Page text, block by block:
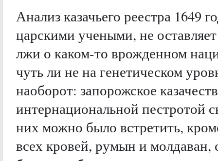
Анализ казачьего реестра 1649
царскими учеными, не
лжи о каком-то врожденном
чуть ли не на генетическом
наоборот: запорожское
интернациональной пестротой
них можно было встретить,
всех кровей, румын и молдаван,